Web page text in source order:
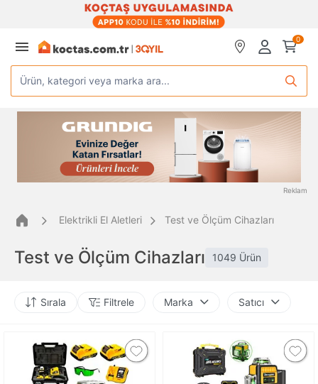
0
Ürün, kategori veya marka ara...
Reklam
Elektrikli El Aletleri Test ve Ölçüm Cihazları
Test ve Ölçüm Cihazları 1049 Ürün
Sırala Filtrele Marka Satıcı